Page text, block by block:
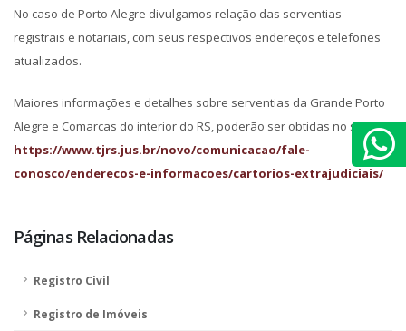
No caso de Porto Alegre divulgamos relação das serventias
registrais e notariais, com seus respectivos endereços e telefones
atualizados.
Maiores informações e detalhes sobre serventias da Grande Porto
Alegre e Comarcas do interior do RS, poderão ser obtidas no site:
https://www.tjrs.jus.br/novo/comunicacao/fale-
conosco/enderecos-e-informacoes/cartorios-extrajudiciais/
Páginas Relacionadas
Registro Civil
Registro de Imóveis